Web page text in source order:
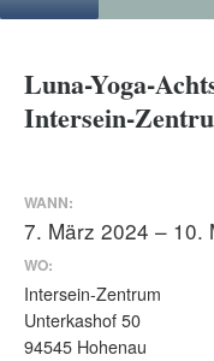
zum
Luna-Yoga-
Intersein-
WANN:
7. März 2024 – 10.
WO:
Intersein-Zentrum
Unterkashof 50
94545 Hohenau